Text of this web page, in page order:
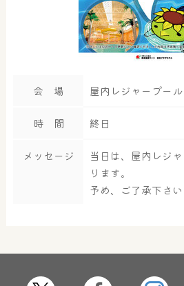
会 場 屋内レジャープール
時 間 終日
メッセージ
当日は、屋内レジ
ります。
予め、ご了承下さい